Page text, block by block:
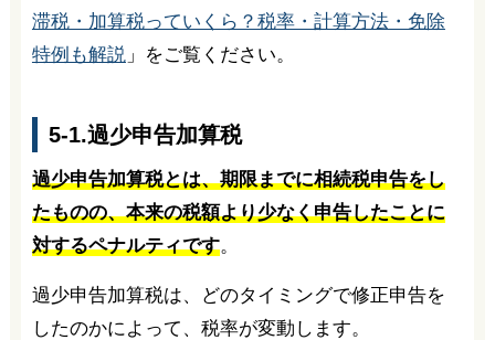
滞税・加算税っていくら？税率・計算方法・免除
特例も解説」をご覧ください。
5-1.過少申告加算税
過少申告加算税とは、期限までに相続税申告をし
たものの、本来の税額より少なく申告したことに
対するペナルティです。
過少申告加算税は、どのタイミングで修正申告を
したのかによって、税率が変動します。